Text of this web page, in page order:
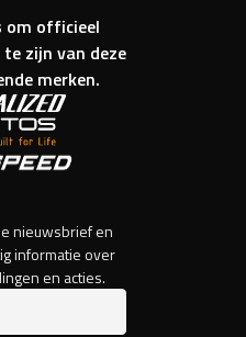
officieel
zijn van deze
merken.
nieuwsbrief en
informatie over
en acties.